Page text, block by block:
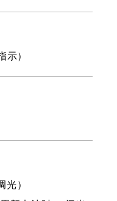
示）
光）